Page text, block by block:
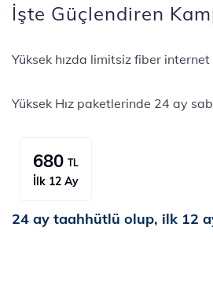
İşte Güçlendiren
Yüksek hızda limitsiz fiber
Yüksek Hız paketlerinde 24 ay
680 TL
İlk 12 Ay
24 ay taahhütlü olup, ilk 12